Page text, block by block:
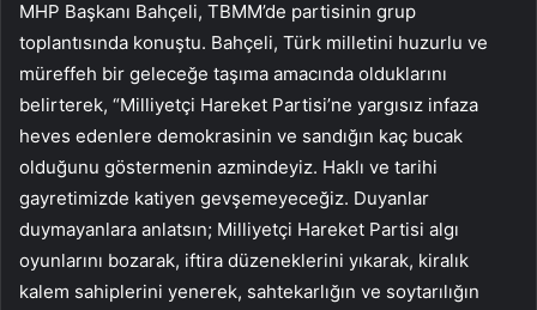
MHP Başkanı Bahçeli, TBMM’de partisinin grup
toplantısında konuştu. Bahçeli, Türk milletini huzurlu ve
müreffeh bir geleceğe taşıma amacında olduklarını
belirterek, “Milliyetçi Hareket Partisi’ne yargısız infaza
heves edenlere demokrasinin ve sandığın kaç bucak
olduğunu göstermenin azmindeyiz. Haklı ve tarihi
gayretimizde katiyen gevşemeyeceğiz. Duyanlar
duymayanlara anlatsın; Milliyetçi Hareket Partisi algı
oyunlarını bozarak, iftira düzeneklerini yıkarak, kiralık
kalem sahiplerini yenerek, sahtekarlığın ve soytarılığın